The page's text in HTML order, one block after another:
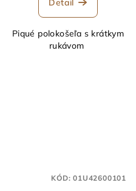
Detail
Piqué polokošeľa s krátkym
rukávom
KÓD:01U42600101